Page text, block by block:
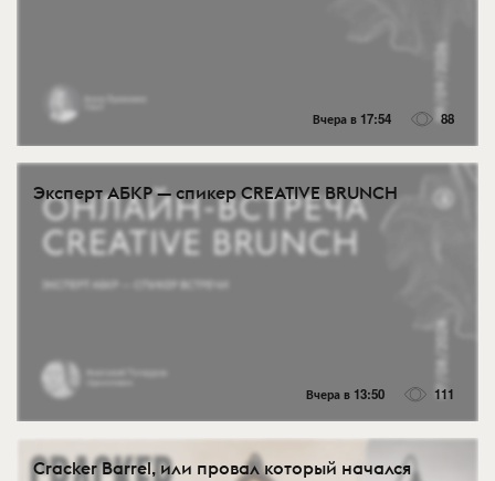
Вчера в 17:54 88
Эксперт АБКР — спикер CREATIVE BRUNCH
Вчера в 13:50 111
Cracker Barrel, или провал который начался